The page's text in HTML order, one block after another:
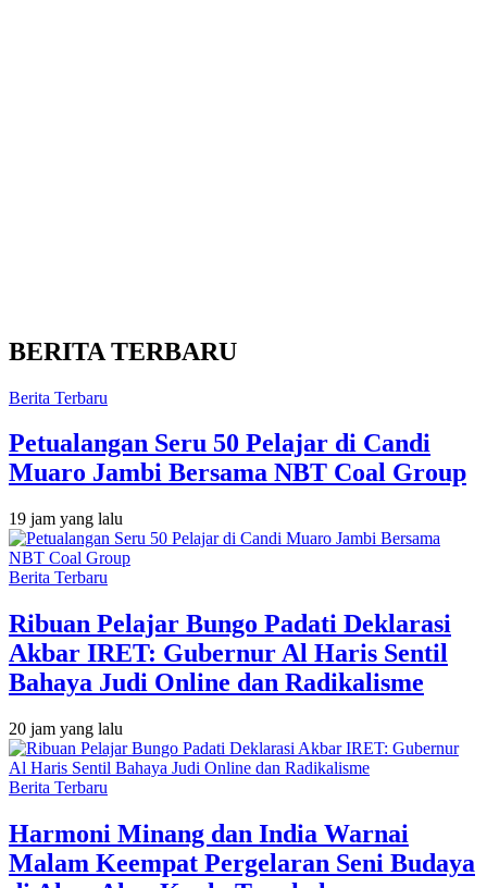
BERITA TERBARU
Berita Terbaru
Petualangan Seru 50 Pelajar di Candi
Muaro Jambi Bersama NBT Coal Group
19 jam yang lalu
Berita Terbaru
Ribuan Pelajar Bungo Padati Deklarasi
Akbar IRET: Gubernur Al Haris Sentil
Bahaya Judi Online dan Radikalisme
20 jam yang lalu
Berita Terbaru
Harmoni Minang dan India Warnai
Malam Keempat Pergelaran Seni Budaya